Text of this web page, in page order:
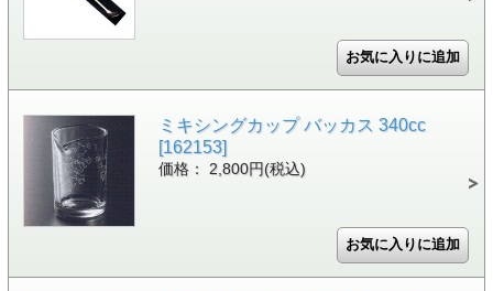
ミキシングカップ バッカス 340cc
[162153]
価格： 2,800円(税込)